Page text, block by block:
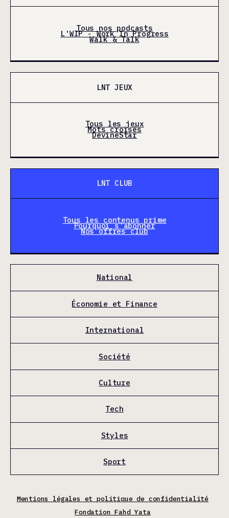
Tous nos podcasts
L'WIP - Work In Progress
Walk & Talk
LNT JEUX
Tous les jeux
Mots croisés
DevineStar
LNT CLUB
Tous les contenus prime
Pourquoi s'abonner
Nos offres club
National
Économie et Finance
International
Société
Culture
Tech
Styles
Sport
Mentions légales et politique de confidentialité
Fondation Fahd Yata